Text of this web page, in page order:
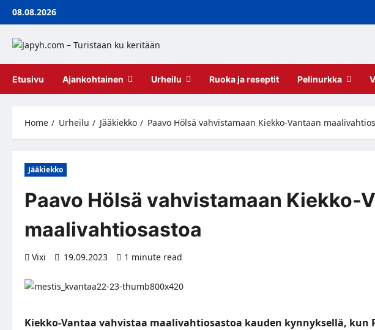
Skip08.08.2026
Etusivu Ajankohtainen Urheilu Ruoka ja reseptit Pelinurkka
Home Urheilu Jääkiekko Paavo Hölsä vahvistamaan Kiekko-Vantaan
Jääkiekko
Paavo Hölsä vahvistamaan Kiekko-
maalivahtiosastoa
Vixi 19.09.2023 1 minute read
Kiekko-Vantaa vahvistaa maalivahtiosastoa kauden kynnyksellä, kun